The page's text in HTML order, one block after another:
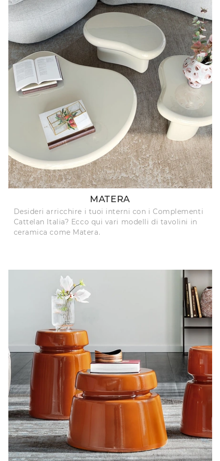
MATERA
Desideri arricchire i tuoi interni con i Complementi
Cattelan Italia? Ecco qui vari modelli di tavolini in
ceramica come Matera.